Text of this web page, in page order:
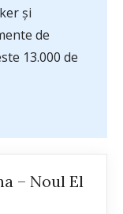
și
de
13.000 de
– Noul El